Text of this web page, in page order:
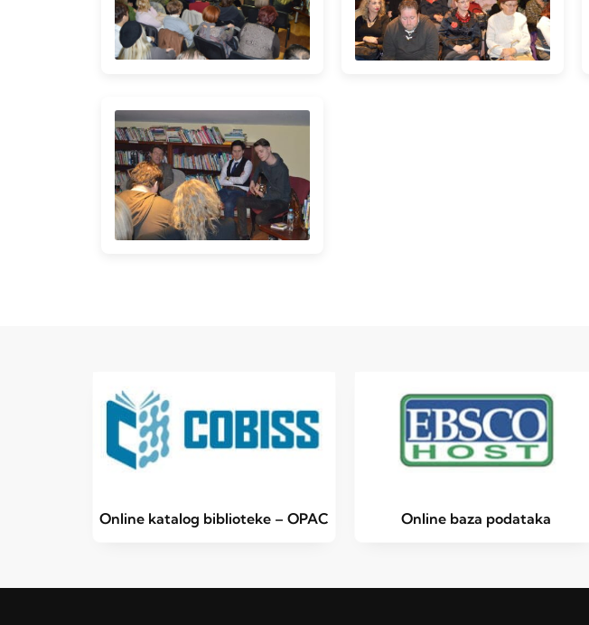
Online katalog biblioteke – OPAC Online baza podataka